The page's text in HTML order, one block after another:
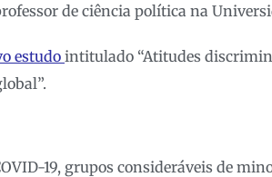
de ciência política na
estudointitulado “Atitudes
19, grupos consideráveis ​​de